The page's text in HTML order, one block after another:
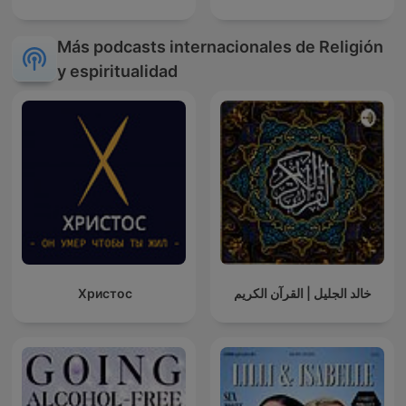
Más podcasts internacionales de Religión
y espiritualidad
Христос خالد الجليل | القرآن الكريم